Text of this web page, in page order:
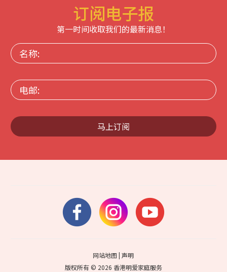
订阅电子报
第一时间收取我们的最新消息！
名
称:
电
邮:
马上订阅
网站地图 |声明
版权所有 © 2026 香港明爱家庭服务